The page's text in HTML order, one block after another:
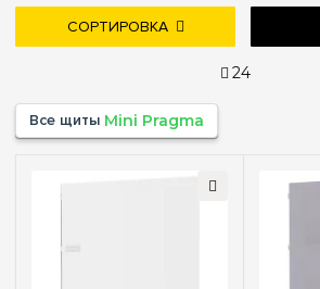
СОРТИРОВКА
—
Внутренний (в нишу) (3)
24
Все щиты Mini Pragma
популярность